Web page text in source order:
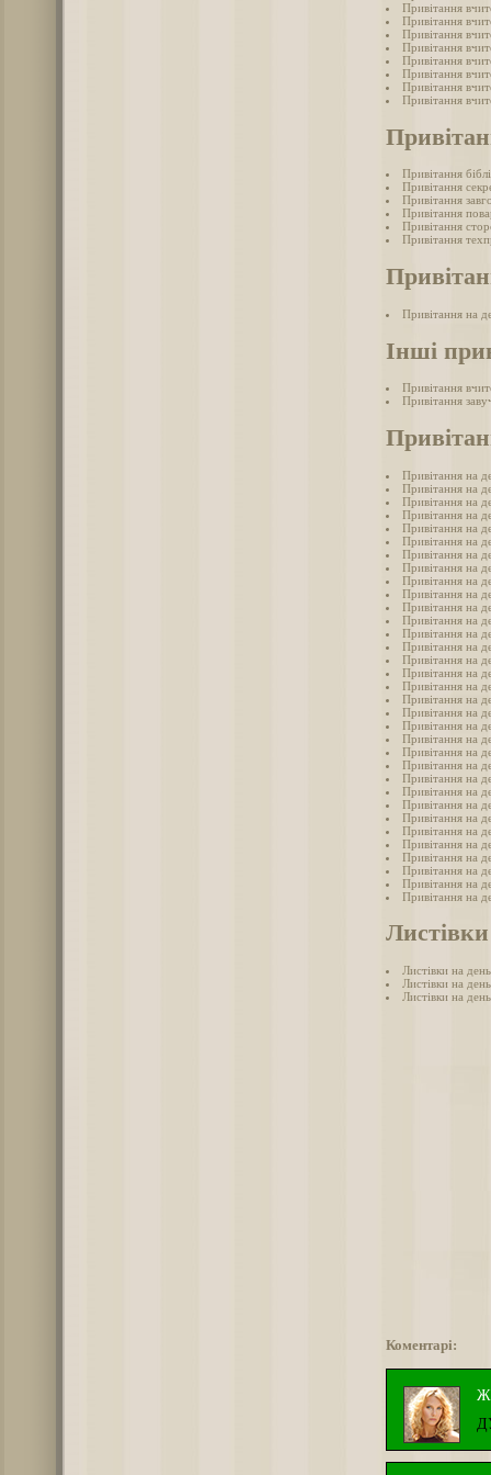
Привітання
Привітання
Привітання
Привітання
Привітання
Привітання
Привітання
Привітання
Привітання
Привітання
Привітання
Привітання
Привітання
Привітання
Привітання на
Інші
Привітання
Привітання
Привітання на
Привітання на
Привітання на
Привітання на
Привітання на
Привітання на
Привітання на
Привітання на
Привітання на
Привітання на
Привітання на
Привітання на
Привітання на
Привітання на
Привітання на
Привітання на
Привітання на
Привітання на
Привітання на
Привітання на
Привітання на
Привітання на
Привітання на
Привітання на
Привітання на
Привітання на
Привітання на
Привітання на
Привітання на
Привітання на
Привітання на
Привітання на
Привітання на
Листівки на
Листівки на
Листівки на
Коментарі: